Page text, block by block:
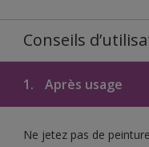
Conseils
1. Après usage
Ne jetez pas de